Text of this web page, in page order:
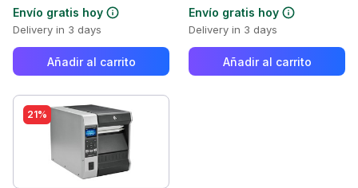
Envío gratis hoy
Delivery in 3 days
Añadir al carrito
Envío gratis hoy
Delivery in 3 days
Añadir al carrito
21%